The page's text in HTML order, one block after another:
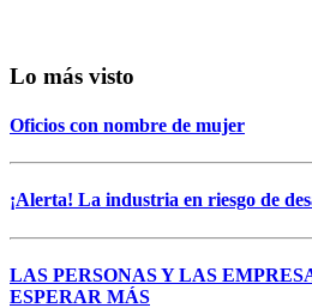
Lo más visto
Oficios con nombre de mujer
¡Alerta! La industria en riesgo de
LAS PERSONAS Y LAS
ESPERAR MÁS